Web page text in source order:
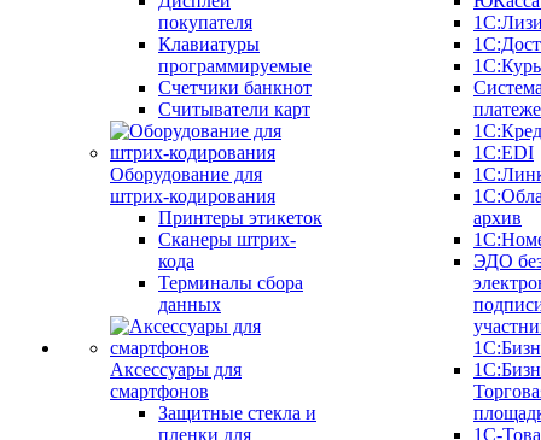
покупателя
Клавиатуры
программируемые
Счетчики банкнот
Считыватели карт
Оборудование для
штрих-кодирования
Принтеры этикеток
Сканеры штрих-
кода
Терминалы сбора
данных
Аксессуары для
смартфонов
Защитные стекла и
пленки для
1С:EDI
архив
ЭДО
1С-